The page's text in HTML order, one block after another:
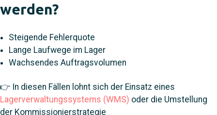
werden?
Steigende Fehlerquote
Lange Laufwege im Lager
Wachsendes Auftragsvolumen
👉 In diesen Fällen lohnt sich der Einsatz eines
Lagerverwaltungssystems (WMS) oder die Umstellung
der Kommissionierstrategie